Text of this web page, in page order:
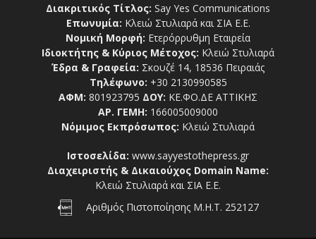
Διακριτικός Τίτλος: Say Yes Communications
Επωνυμία: Κλειώ Στυλιαρά και ΣΙΑ Ε.Ε.
Νομική Μορφή: Ετερόρρυθμη Εταιρεία
Ιδιοκτήτης & Κύριος Μέτοχος: Κλειώ Στυλιαρά
Έδρα & Γραφεία: Σκουζέ 14, 18536 Πειραιάς
Τηλέφωνο: +30 2130990585
ΑΦΜ: 801923795 ΔΟΥ: ΚΕ.ΦΟ.ΔΕ ΑΤΤΙΚΗΣ
ΑΡ. ΓΕΜΗ: 166005009000
Νόμιμος Εκπρόσωπος: Κλειώ Στυλιαρά
Ιστοσελίδα: www.sayyestothepress.gr
Διαχειριστής & Δικαιούχος Domain Name:
Κλειώ Στυλιαρά και ΣΙΑ Ε.Ε.
Αριθμός Πιστοποίησης Μ.Η.Τ. 252127